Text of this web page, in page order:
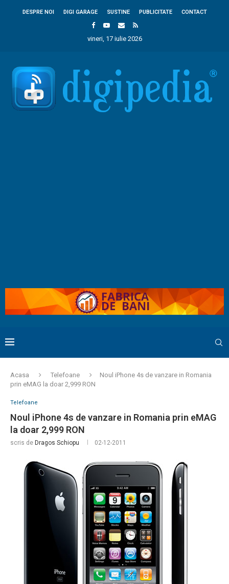
DESPRE NOI DIGI GARAGE SUSTINE PUBLICITATE CONTACT
vineri, 17 iulie 2026
Acasa Telefoane
Noul iPhone 4s de vanzare in Romania
prin eMAG la doar 2,999 RON
Telefoane
Noul iPhone 4s de vanzare in Romania prin eMAG
la doar 2,999 RON
scris de Dragos Schiopu 02-12-2011